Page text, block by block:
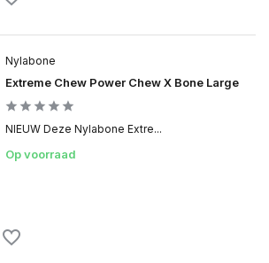
Nylabone
Extreme Chew Power Chew X Bone Large
NIEUW Deze Nylabone Extre...
Op voorraad